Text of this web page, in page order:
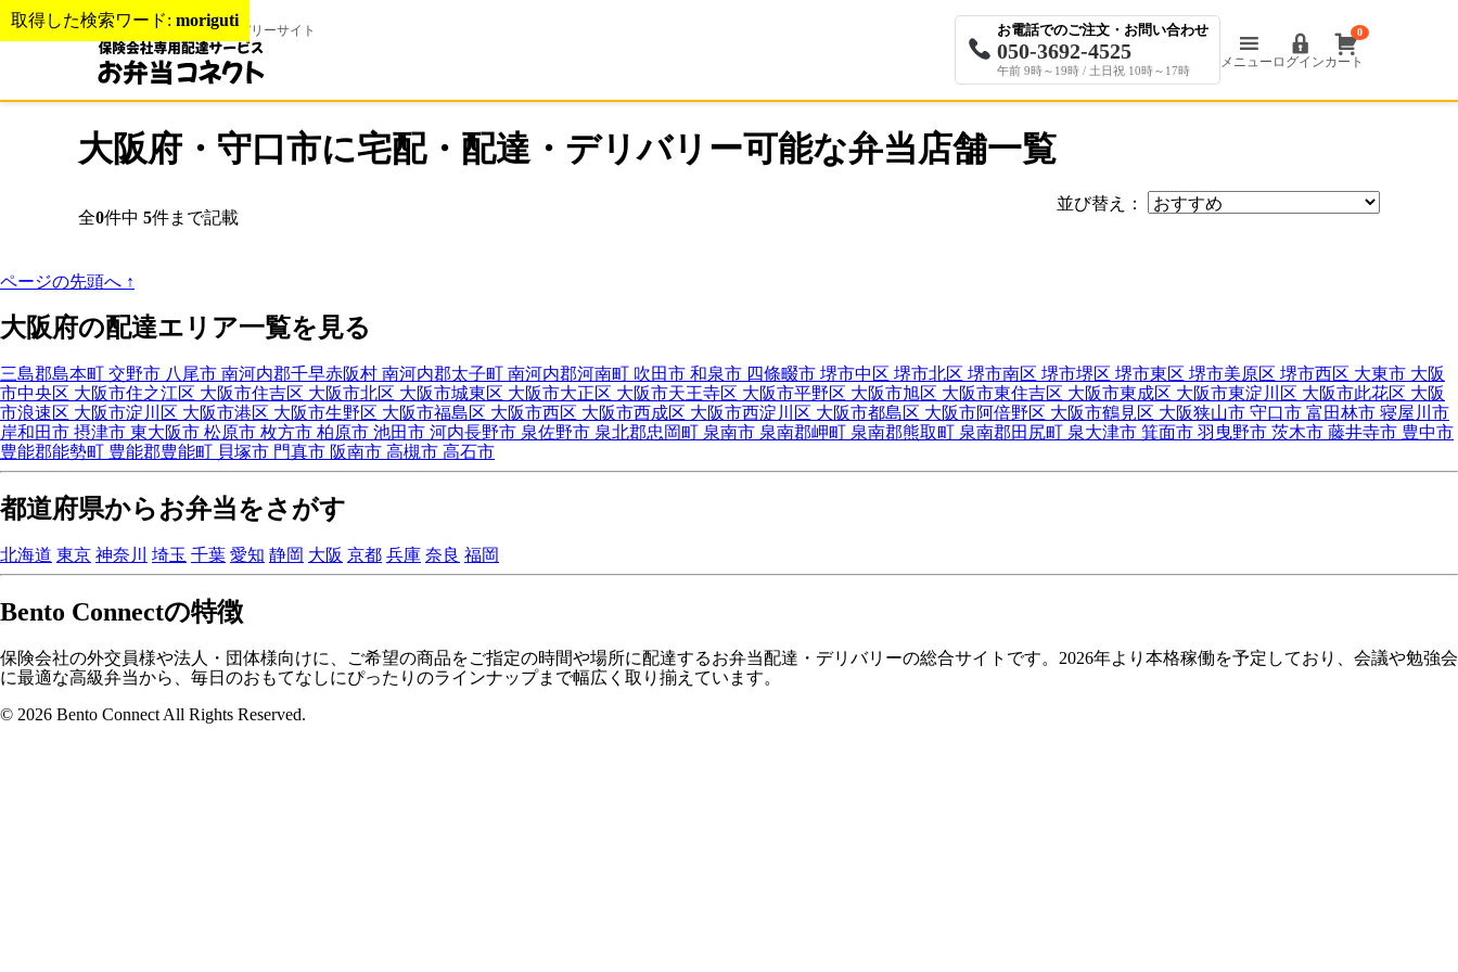
取得した検索ワード: moriguti
弁当・仕出しの宅配デリバリーサイト お電話でのご注文・お問い合わせ
午前 9時～19時 / 土日祝 10時～17時
メニュー ログインカート
0
大阪府・守口市に宅配・配達・デリバリー可能な弁当店舗一覧
全0件中 5件まで記載
並び替え：
ページの先頭へ ↑
大阪府の配達エリア一覧を見る
三島郡島本町 交野市 八尾市 南河内郡千早赤阪村 南河内郡太子町 南河内郡河南町 吹田市 和泉市 四條畷市 堺市中区 堺市北区 堺市南区 堺市堺区 堺市東区 堺市美原区 堺市西区 大東市 大阪
市中央区 大阪市住之江区 大阪市住吉区 大阪市北区 大阪市城東区 大阪市大正区 大阪市天王寺区 大阪市平野区 大阪市旭区 大阪市東住吉区 大阪市東成区 大阪市東淀川区 大阪市此花区 大阪
市浪速区 大阪市淀川区 大阪市港区 大阪市生野区 大阪市福島区 大阪市西区 大阪市西成区 大阪市西淀川区 大阪市都島区 大阪市阿倍野区 大阪市鶴見区 大阪狭山市 守口市 富田林市 寝屋川市
岸和田市 摂津市 東大阪市 松原市 枚方市 柏原市 池田市 河内長野市 泉佐野市 泉北郡忠岡町 泉南市 泉南郡岬町 泉南郡熊取町 泉南郡田尻町 泉大津市 箕面市 羽曳野市 茨木市 藤井寺市 豊中市
豊能郡能勢町 豊能郡豊能町 貝塚市 門真市 阪南市 高槻市 高石市
都道府県からお弁当をさがす
北海道 東京 神奈川 埼玉 千葉 愛知 静岡 大阪 京都 兵庫 奈良 福岡
Bento Connectの特徴
保険会社の外交員様や法人・団体様向けに、ご希望の商品をご指定の時間や場所に配達するお弁当配達・デリバリーの総合サイトです。2026年より本格稼働を予定しており、会議や勉強会
に最適な高級弁当から、毎日のおもてなしにぴったりのラインナップまで幅広く取り揃えています。
© 2026 Bento Connect All Rights Reserved.